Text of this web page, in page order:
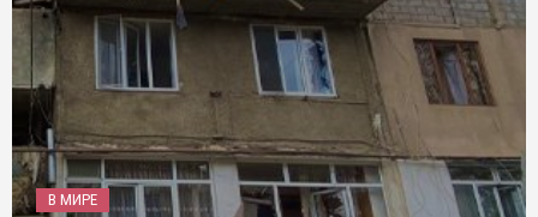
В МИРЕ